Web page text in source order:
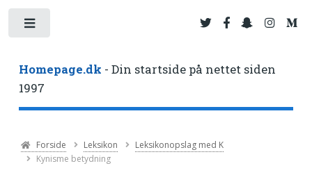
Homepage.dk - Din startside på nettet siden
1997
Forside Leksikon
Leksikonopslag med K
Kynisme betydning